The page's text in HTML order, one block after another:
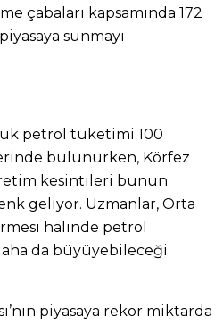
çabaları kapsamında 172
sunmayı
petrol tüketimi 100
bulunurken, Körfez
kesintileri bunun
geliyor. Uzmanlar, Orta
halinde petrol
da büyüyebileceği
piyasaya rekor miktarda